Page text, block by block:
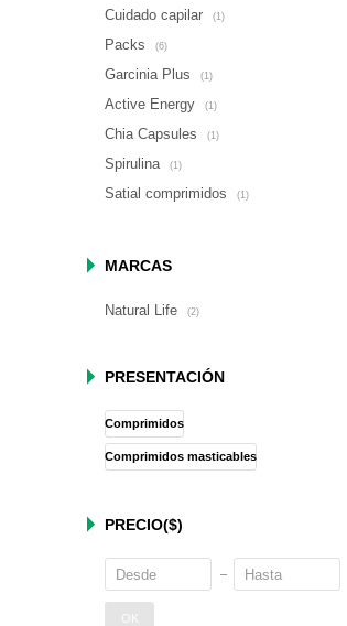
Cuidado capilar (1)
Packs (6)
Garcinia Plus (1)
Active Energy (1)
Chia Capsules (1)
Spirulina (1)
Satial comprimidos (1)
MARCAS
Natural Life (2)
PRESENTACIÓN
Comprimidos
Comprimidos masticables
PRECIO($)
OK